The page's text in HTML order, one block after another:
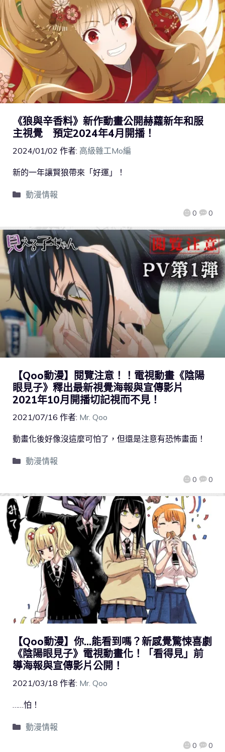
《狼與辛香料》新作動畫公開赫蘿新年和服
主視覺 預定2024年4月開播！
2024/01/02 作者: 高級雜工Mo編
0 0
新的一年讓賢狼帶來「好運」！
動漫情報
【Qoo動漫】閱覽注意！！電視動畫《陰陽
眼見子》釋出最新視覺海報與宣傳影片
2021年10月開播切記視而不見！
2021/07/16 作者: Mr. Qoo
0 0
動畫化後好像沒這麼可怕了，但還是注意有恐怖畫面！
動漫情報
【Qoo動漫】你…能看到嗎？新感覺驚悚喜劇
《陰陽眼見子》電視動畫化！「看得見」前
導海報與宣傳影片公開！
2021/03/18 作者: Mr. Qoo
0 0
……怕！
動漫情報